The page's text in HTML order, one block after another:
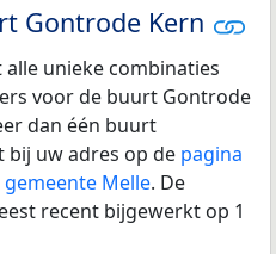
Gontrode Kern
unieke combinaties
voor de buurt Gontrode
dan één buurt
uw adres op de pagina
Melle. De
recent bijgewerkt op 1